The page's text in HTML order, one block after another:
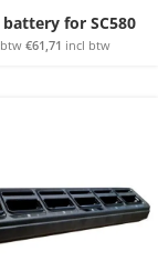
for SC580
€61,71 incl btw